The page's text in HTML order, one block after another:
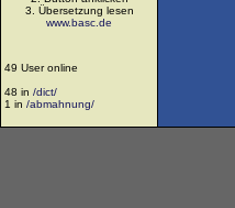
3. Übersetzung lesen
www.basc.de
49 User online
48 in /dict/
1 in /abmahnung/